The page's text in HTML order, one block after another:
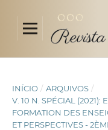
INÍCIO / ARQUIVOS /
V. 10 N. SPÉCIAL (2021):
FORMATION DES
ET PERSPECTIVES -